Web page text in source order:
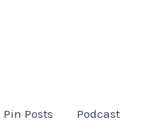
Pin Posts Podcast